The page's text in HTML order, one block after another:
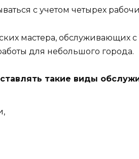
с учетом четырех
мастера, обслуживающих с
для небольшого города.
такие виды